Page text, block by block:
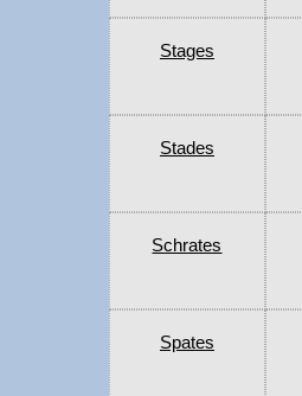
Stages
Stades
Schrates
Spates